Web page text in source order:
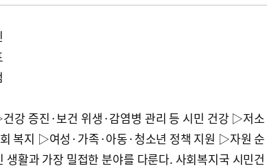
강 증진·보건 위생·감염병 관리 등 시민 건강 ▷저소
복지 ▷여성·가족·아동·청소년 정책 지원 ▷자원 순
활과 가장 밀접한 분야를 다룬다. 사회복지국 시민건